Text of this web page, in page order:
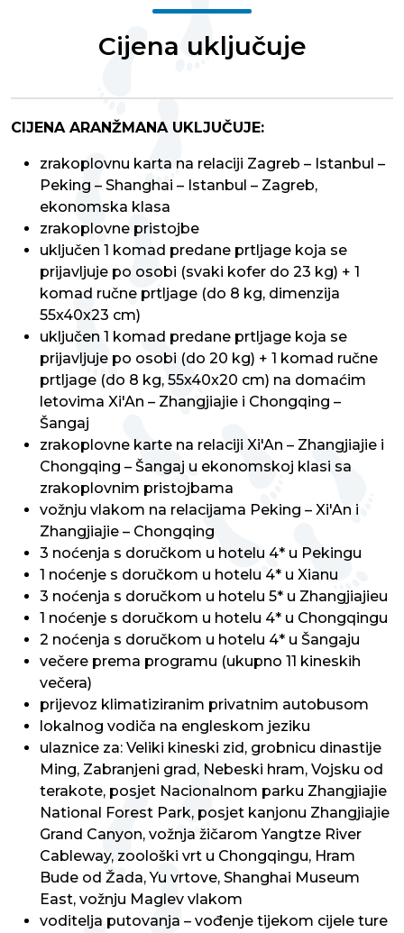
Cijena uključuje
CIJENA ARANŽMANA UKLJUČUJE:
zrakoplovnu karta na relaciji Zagreb – Istanbul –
Peking – Shanghai – Istanbul – Zagreb,
ekonomska klasa
zrakoplovne pristojbe
uključen 1 komad predane prtljage koja se
prijavljuje po osobi (svaki kofer do 23 kg) + 1
komad ručne prtljage (do 8 kg, dimenzija
55x40x23 cm)
uključen 1 komad predane prtljage koja se
prijavljuje po osobi (do 20 kg) + 1 komad ručne
prtljage (do 8 kg, 55x40x20 cm) na domaćim
letovima Xi'An – Zhangjiajie i Chongqing –
Šangaj
zrakoplovne karte na relaciji Xi'An – Zhangjiajie i
Chongqing – Šangaj u ekonomskoj klasi sa
zrakoplovnim pristojbama
vožnju vlakom na relacijama Peking – Xi'An i
Zhangjiajie – Chongqing
3 noćenja s doručkom u hotelu 4* u Pekingu
1 noćenje s doručkom u hotelu 4* u Xianu
3 noćenja s doručkom u hotelu 5* u Zhangjiajieu
1 noćenje s doručkom u hotelu 4* u Chongqingu
2 noćenja s doručkom u hotelu 4* u Šangaju
večere prema programu (ukupno 11 kineskih
večera)
prijevoz klimatiziranim privatnim autobusom
lokalnog vodiča na engleskom jeziku
ulaznice za: Veliki kineski zid, grobnicu dinastije
Ming, Zabranjeni grad, Nebeski hram, Vojsku od
terakote, posjet Nacionalnom parku Zhangjiajie
National Forest Park, posjet kanjonu Zhangjiajie
Grand Canyon, vožnja žičarom Yangtze River
Cableway, zoološki vrt u Chongqingu, Hram
Bude od Žada, Yu vrtove, Shanghai Museum
East, vožnju Maglev vlakom
voditelja putovanja – vođenje tijekom cijele ture